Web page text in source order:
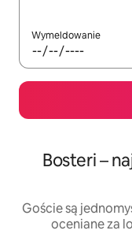
Wymeldowanie
Bosteri –
Goście są
oceniane za